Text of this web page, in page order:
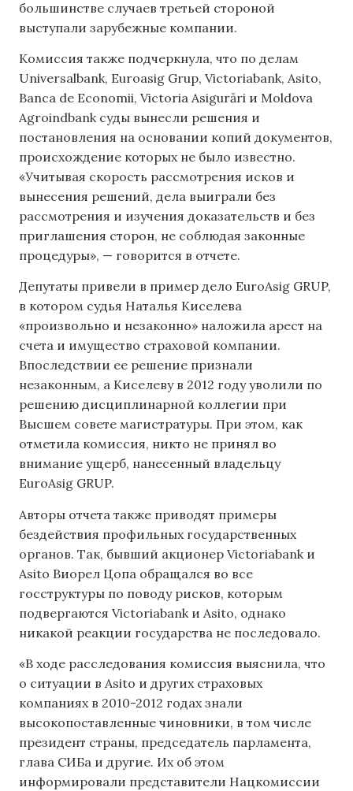
большинстве случаев третьей стороной
выступали зарубежные компании.
Комиссия также подчеркнула, что по делам
Universalbank, Euroasig Grup, Victoriabank, Asito,
Banca de Economii, Victoria Asigurări и Moldova
Agroindbank суды вынесли решения и
постановления на основании копий документов,
происхождение которых не было известно.
«Учитывая скорость рассмотрения исков и
вынесения решений, дела выиграли без
рассмотрения и изучения доказательств и без
приглашения сторон, не соблюдая законные
процедуры», — говорится в отчете.
Депутаты привели в пример дело EuroAsig GRUP,
в котором судья Наталья Киселева
«произвольно и незаконно» наложила арест на
счета и имущество страховой компании.
Впоследствии ее решение признали
незаконным, а Киселеву в 2012 году уволили по
решению дисциплинарной коллегии при
Высшем совете магистратуры. При этом, как
отметила комиссия, никто не принял во
внимание ущерб, нанесенный владельцу
EuroAsig GRUP.
Авторы отчета также приводят примеры
бездействия профильных государственных
органов. Так, бывший акционер Victoriabank и
Asito Виорел Цопа обращался во все
госструктуры по поводу рисков, которым
подвергаются Victoriabank и Asito, однако
никакой реакции государства не последовало.
«В ходе расследования комиссия выяснила, что
о ситуации в Asito и других страховых
компаниях в 2010-2012 годах знали
высокопоставленные чиновники, в том числе
президент страны, председатель парламента,
глава СИБа и другие. Их об этом
информировали представители Нацкомиссии